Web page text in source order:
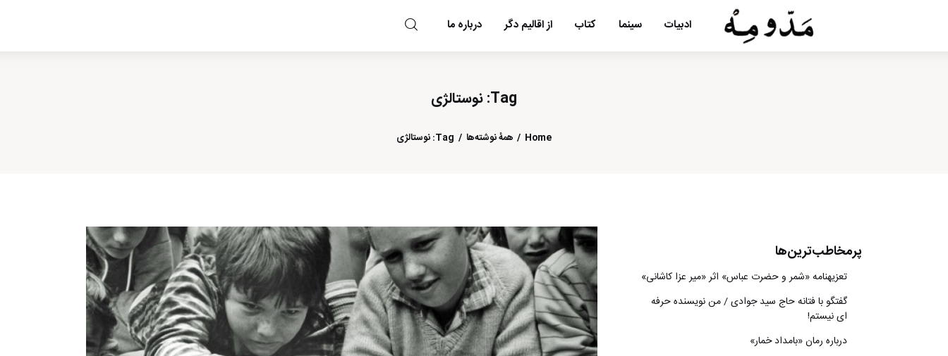
ادبیات سینما کتاب از اقالیم دگر درباره ما
Tag: نوستالژی
Home همهٔ نوشته‌ها Tag: نوستالژی
پرمخاطب‌ترین‌ها
تعزیه‎نامه‏ «شمر و حضرت عباس» اثر «میر عزا کاشانی»
گفتگو با فتانه حاج سید جوادی / من نویسنده حرفه
ای نیستم!
درباره رمان «بامداد خمار»